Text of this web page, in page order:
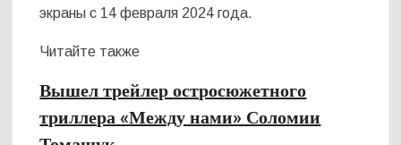
экраны с 14 февраля 2024 года.
Читайте также
Вышел трейлер остросюжетного
триллера «Между нами» Соломии